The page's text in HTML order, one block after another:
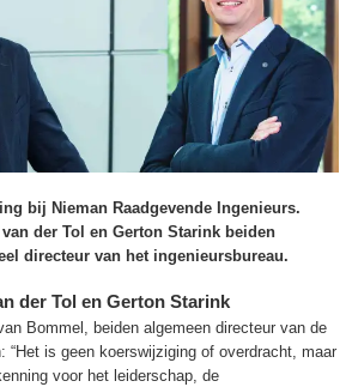
bij Nieman Raadgevende Ingenieurs.
der Tol en Gerton Starink beiden
directeur van het ingenieursbureau.
der Tol en Gerton Starink
Bommel, beiden algemeen directeur van de
“Het is geen koerswijziging of overdracht, maar
voor het leiderschap, de